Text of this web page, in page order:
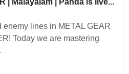
lines in METAL GEAR
Today we are mastering